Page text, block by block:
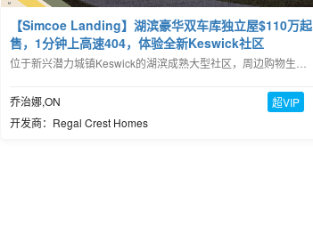
【Simcoe Landing】湖滨豪华双车库独立屋$110万起
售，1分钟上高速404，体验全新Keswick社区
乔治娜,ON
开发商：Regal Crest Homes
超VIP